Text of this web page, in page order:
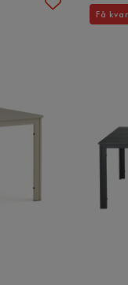
Få kvar